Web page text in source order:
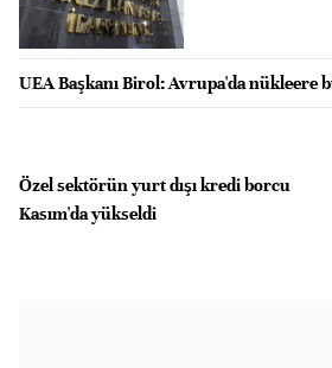
UEA Başkanı Birol: Avrupa'da nükleere
Özel sektörün yurt dışı kredi borcu
Kasım'da yükseldi